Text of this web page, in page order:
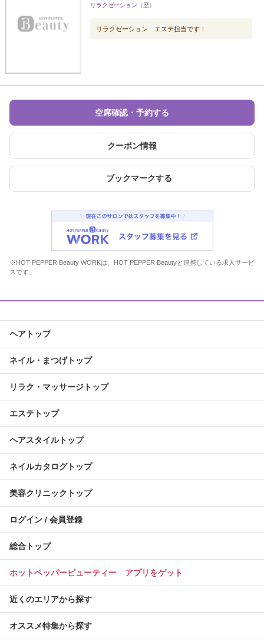
リラクゼーション （歴）
リラクゼーション エステ担当です！
空席確認・予約する
クーポン情報
ブックマークする
※HOT PEPPER Beauty WORKは、HOT PEPPER Beautyと連携している求人サービ
スです。
ヘアトップ
ネイル・まつげトップ
リラク・マッサージトップ
エステトップ
ヘアスタイルトップ
ネイルカタログトップ
美容クリニックトップ
ログイン / 会員登録
総合トップ
ホットペッパービューティー アプリをゲット
近くのエリアから探す
オススメ特集から探す